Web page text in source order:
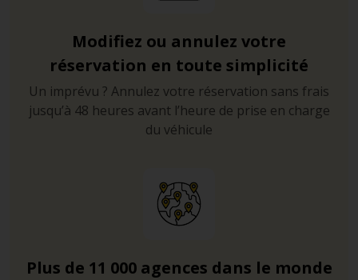
Modifiez ou annulez votre
réservation en toute simplicité
Un imprévu ? Annulez votre réservation sans frais
jusqu’à 48 heures avant l’heure de prise en charge
du véhicule
Plus de 11 000 agences dans le monde